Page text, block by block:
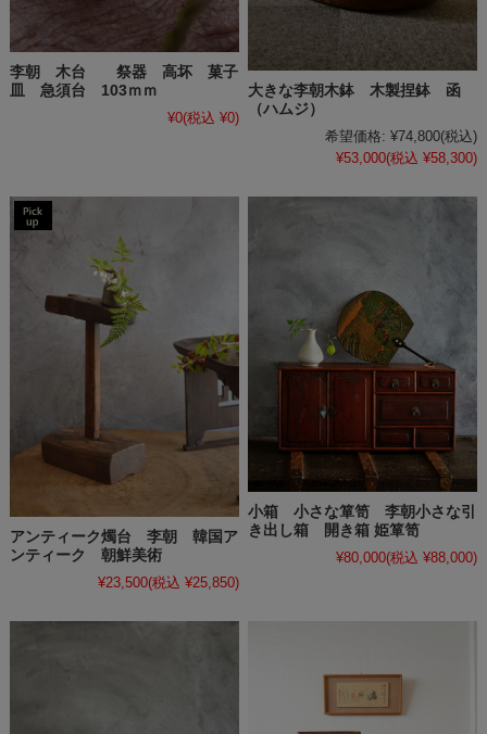
李朝 木台 祭器 高坏 菓子
皿 急須台 103ｍｍ
¥0(税込 ¥0)
大きな李朝木鉢 木製捏鉢 函
（ハムジ）
希望価格: ¥74,800(税込)
¥53,000(税込 ¥58,300)
アンティーク燭台 李朝 韓国ア
ンティーク 朝鮮美術
¥23,500(税込 ¥25,850)
小箱 小さな箪笥 李朝小さな引
き出し箱 開き箱 姫箪笥
¥80,000(税込 ¥88,000)